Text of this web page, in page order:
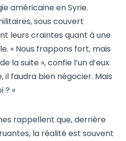
américaine en Syrie.
sous couvert
leurs craintes quant à une
« Nous frappons fort, mais
la suite », confie l’un d’eux.
il faudra bien négocier. Mais
? »
rappellent que, derrière
la réalité est souvent